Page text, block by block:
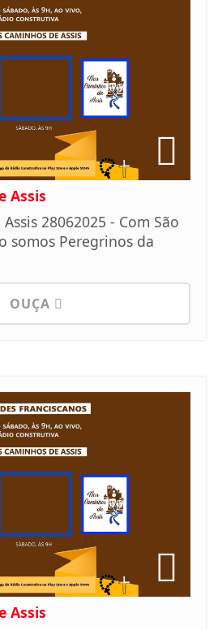
Assis
28062025 - Com São
somos Peregrinos da
OUÇA
Assis